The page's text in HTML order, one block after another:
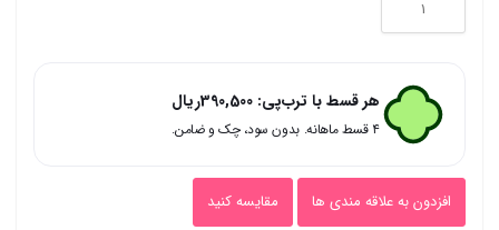
الکترونیک
نمونه
سوالات
تستی
هر قسط با ترب‌پی: 390,500ریال
۴ قسط ماهانه. بدون سود، چک و ضامن.
افزدون به علاقه مندی ها
مقایسه کنید